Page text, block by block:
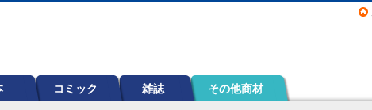
コミック 雑誌 その他商材